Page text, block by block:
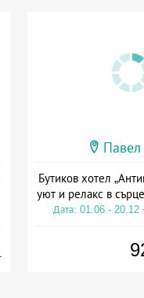
Павел
Бутиков хотел
уют и релакс в
Дата: 01.06 - 20.12